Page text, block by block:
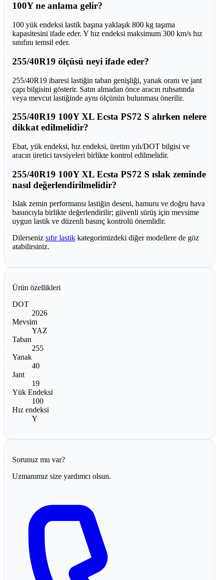
100Y ne anlama gelir?
100 yük endeksi lastik başına yaklaşık 800 kg taşıma
kapasitesini ifade eder. Y hız endeksi maksimum 300 km/s hız
sınıfını temsil eder.
255/40R19 ölçüsü neyi ifade eder?
255/40R19 ibaresi lastiğin taban genişliği, yanak oranı ve jant
çapı bilgisini gösterir. Satın almadan önce aracın ruhsatında
veya mevcut lastiğinde aynı ölçünün bulunması önerilir.
255/40R19 100Y XL Ecsta PS72 S alırken nelere
dikkat edilmelidir?
Ebat, yük endeksi, hız endeksi, üretim yılı/DOT bilgisi ve
aracın üretici tavsiyeleri birlikte kontrol edilmelidir.
255/40R19 100Y XL Ecsta PS72 S ıslak zeminde
nasıl değerlendirilmelidir?
Islak zemin performansı lastiğin deseni, hamuru ve doğru hava
basıncıyla birlikte değerlendirilir; güvenli sürüş için mevsime
uygun lastik ve düzenli basınç kontrolü önemlidir.
Dilerseniz sıfır lastik kategorimizdeki diğer modellere de göz
atabilirsiniz.
Ürün özellikleri
DOT
2026
Mevsim
YAZ
Taban
255
Yanak
40
Jant
19
Yük Endeksi
100
Hız endeksi
Y
Sorunuz mu var?
Uzmanımız size yardımcı olsun.